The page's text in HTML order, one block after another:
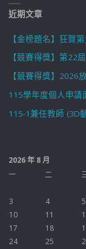
近期文章
【金榜題名】狂賀
【競賽得獎】第22
【競賽得獎】2026
115學年度個人申請
115-1兼任教師 (3D
2026 年 8 月
一
二
3
4 5
10
11
17
18
24
25